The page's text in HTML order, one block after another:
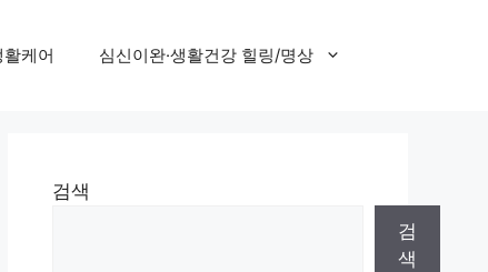
케어 심신이완·생활건강 힐링/명상
검색
검
색